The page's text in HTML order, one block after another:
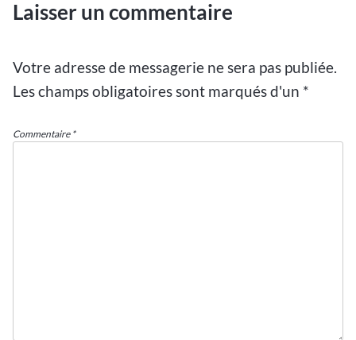
Laisser un commentaire
Votre adresse de messagerie ne sera pas publiée.
Les champs obligatoires sont marqués d'un *
Commentaire *